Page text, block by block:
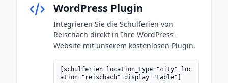
WordPress Plugin
Integrieren Sie die Schulferien von
Reischach direkt in Ihre WordPress-
Website mit unserem kostenlosen Plugin.
[schulferien location_type="city" loc
ation="reischach" display="table"]